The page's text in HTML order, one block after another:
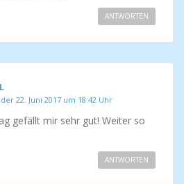
ANTWORTEN
22. Juni 2017 um 18:42 Uhr
gefällt mir sehr gut! Weiter so
ANTWORTEN